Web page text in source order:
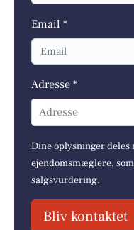
Email *
Adresse *
Adresse
Dine oplysninger deles
ejendomsmæglere,
salgsvurdering.
Bliv kontaktet